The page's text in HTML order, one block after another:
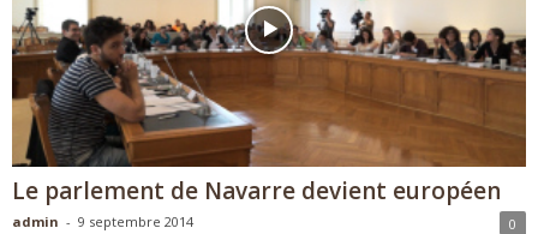
Le parlement de Navarre devient européen
admin - 9 septembre 2014 0